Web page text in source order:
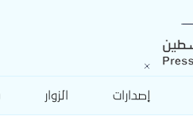
إصدارات الزوار